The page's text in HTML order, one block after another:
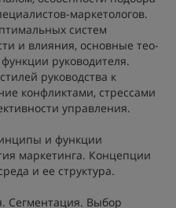
маркетологов.
систем
и влияния, основные тео-
руководителя.
руководства к
конфликтами, стрессами
управления.
и функции
маркетинга. Концепции
и ее структура.
Сегментация. Выбор